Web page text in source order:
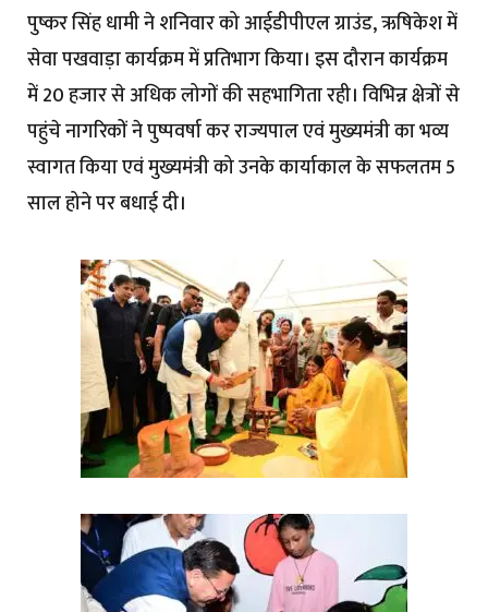
पुष्कर सिंह धामी ने शनिवार को आईडीपीएल ग्राउंड, ऋषिकेश में
सेवा पखवाड़ा कार्यक्रम में प्रतिभाग किया। इस दौरान कार्यक्रम
में 20 हजार से अधिक लोगों की सहभागिता रही। विभिन्न क्षेत्रों से
पहुंचे नागरिकों ने पुष्पवर्षा कर राज्यपाल एवं मुख्यमंत्री का भव्य
स्वागत किया एवं मुख्यमंत्री को उनके कार्याकाल के सफलतम 5
साल होने पर बधाई दी।